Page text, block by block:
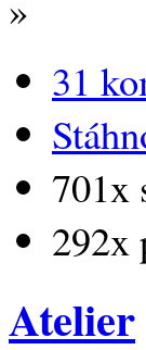
31
701x
292x
Atelier